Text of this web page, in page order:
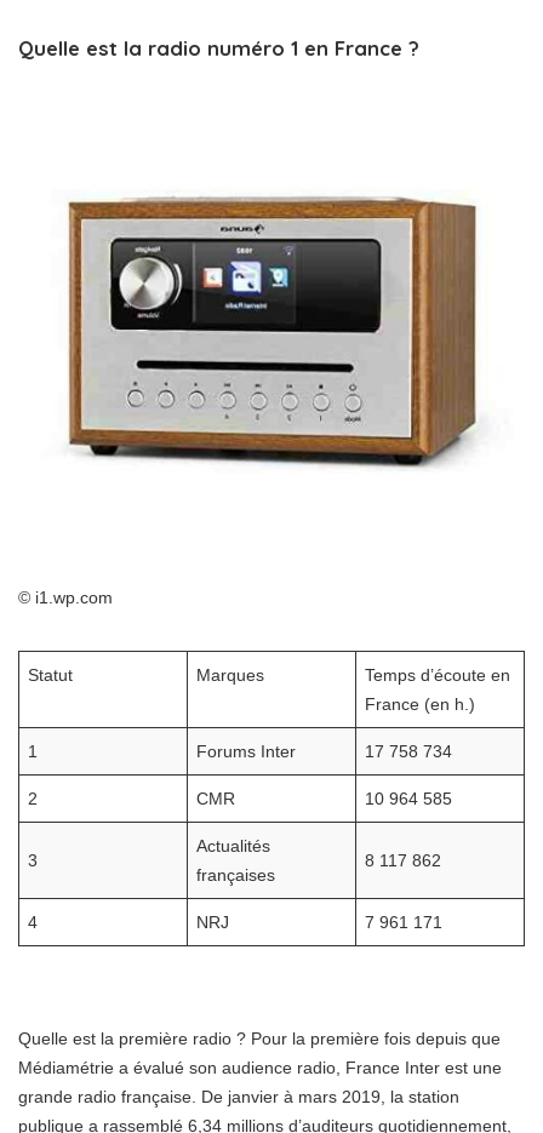
Quelle est la radio numéro 1 en France ?
© i1.wp.com
Statut Marques
Temps d’écoute en
France (en h.)
1 Forums Inter 17 758 734
2 CMR 10 964 585
3
Actualités
françaises
8 117 862
4 NRJ 7 961 171
Quelle est la première radio ? Pour la première fois depuis que
Médiamétrie a évalué son audience radio, France Inter est une
grande radio française. De janvier à mars 2019, la station
publique a rassemblé 6,34 millions d’auditeurs quotidiennement,